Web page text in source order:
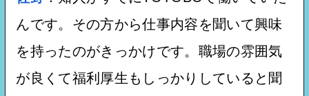
んです。その方から仕事内容を聞いて興味
を持ったのがきっかけです。職場の雰囲気
が良くて福利厚生もしっかりしていると聞